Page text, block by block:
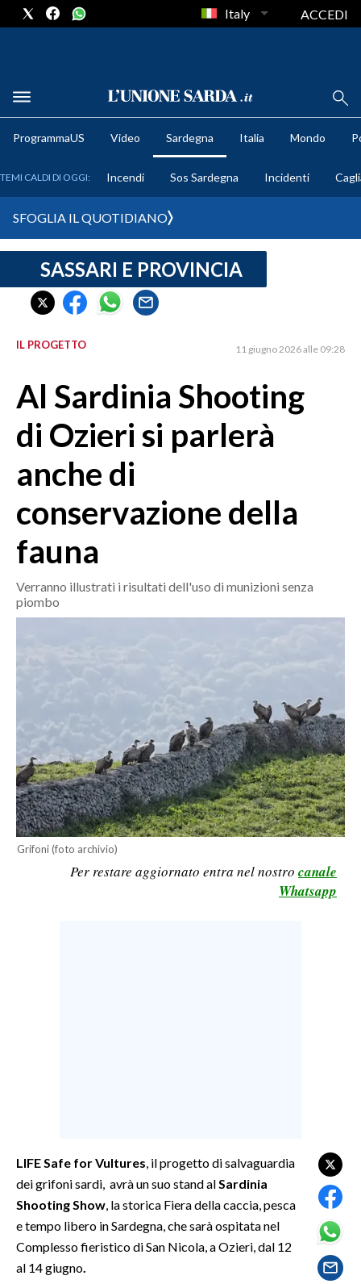
METEO
CRONACA SARDEGNA
CAGLIARI
SULCIS IGLESIENTE
ORISTANO E PROVINCIA
GALLURA
NUORO E PROVINCIA
OGLIASTRA
AGENDA
CRONACA
MONDO
SERVIZI ALLE IMPRESE
BANDI
SPORT IN SARDEGNA
SPORT
RISULTATI E CLASSIFICHE
GOSSIP
SARDEGNA TURISMO
SARDI NEL MONDO
Italy ACCEDI
ProgrammaUS Video Sardegna Italia Mondo
TEMI CALDI DI OGGI: Incendi Sos Sardegna Incidenti
SFOGLIA IL QUOTIDIANO
SASSARI E PROVINCIA
IL PROGETTO 11 giugno 2026 alle 09:28
Al Sardinia Shooting
di Ozieri si parlerà
anche di
conservazione della
fauna
Verranno illustrati i risultati dell'uso di munizioni senza
piombo
Grifoni (foto archivio)
Per restare aggiornato entra nel nostro canale
Whatsapp
LIFE Safe for Vultures , il progetto di salvaguardia
dei grifoni sardi, avrà un suo standal Sardinia
Shooting Show , la storica Fiera della caccia, pesca
e tempo libero in Sardegna, che sarà ospitata nel
Complesso fieristico di San Nicola, a Ozieri, dal 12
al 14 giugno